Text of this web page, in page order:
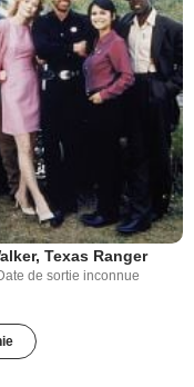
Texas Ranger
de sortie inconnue